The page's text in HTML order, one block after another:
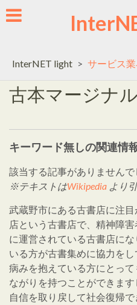
Skip
to
InterNET light > サービス
古本マージナル
キーワード無しの関連情
該当する記事がありませんで
※テキストはWikipedia より
武蔵野市にある古書店に注
店という古書店で、精神障
に運営されている古書店に
いる方が古書集めに協力を
病みを抱えている方にとっ
ながりを持つことができま
自信を取り戻して社会復帰